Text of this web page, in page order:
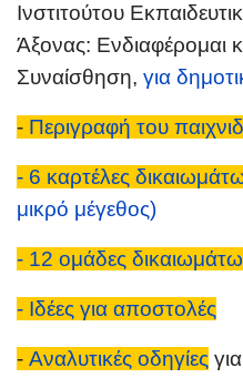
Ινστιτούτου
Άξονας: Ενδιαφέρομαι
Συναίσθηση, για
- Περιγραφή του
- 6 καρτέλες
μικρό μέγεθος)
- 12 ομάδες
- Ιδέες για αποστολές
- Αναλυτικές οδηγίες